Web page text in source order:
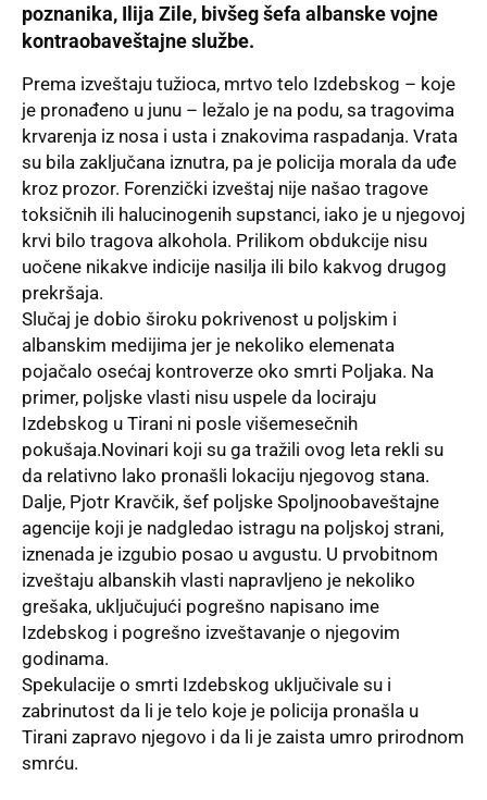
poznanika, Ilija Zile, bivšeg šefa albanske vojne
kontraobaveštajne službe.
Prema izveštaju tužioca, mrtvo telo Izdebskog – koje
je pronađeno u junu – ležalo je na podu, sa tragovima
krvarenja iz nosa i usta i znakovima raspadanja. Vrata
su bila zaključana iznutra, pa je policija morala da uđe
kroz prozor. Forenzički izveštaj nije našao tragove
toksičnih ili halucinogenih supstanci, iako je u njegovoj
krvi bilo tragova alkohola. Prilikom obdukcije nisu
uočene nikakve indicije nasilja ili bilo kakvog drugog
prekršaja.
Slučaj je dobio široku pokrivenost u poljskim i
albanskim medijima jer je nekoliko elemenata
pojačalo osećaj kontroverze oko smrti Poljaka. Na
primer, poljske vlasti nisu uspele da lociraju
Izdebskog u Tirani ni posle višemesečnih
pokušaja.Novinari koji su ga tražili ovog leta rekli su
da relativno lako pronašli lokaciju njegovog stana.
Dalje, Pjotr Kravčik, šef poljske Spoljnoobaveštajne
agencije koji je nadgledao istragu na poljskoj strani,
iznenada je izgubio posao u avgustu. U prvobitnom
izveštaju albanskih vlasti napravljeno je nekoliko
grešaka, uključujući pogrešno napisano ime
Izdebskog i pogrešno izveštavanje o njegovim
godinama.
Spekulacije o smrti Izdebskog uključivale su i
zabrinutost da li je telo koje je policija pronašla u
Tirani zapravo njegovo i da li je zaista umro prirodnom
smrću.